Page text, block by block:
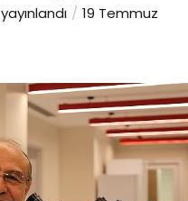
yayınlandı
19 Temmuz